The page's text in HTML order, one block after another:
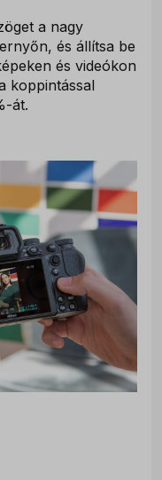
a nagy
és állítsa be
és videókon
koppintással
át.